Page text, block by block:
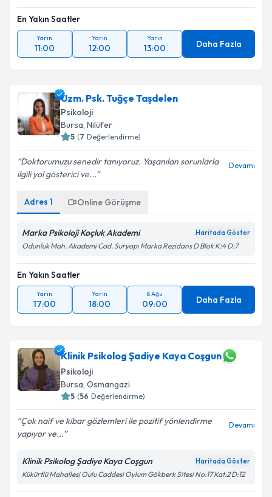
En Yakın Saatler
Yarın
11:00
Yarın
12:00
Yarın
13:00 Daha Fazla
Uzm. Psk. Tuğçe Taşdelen
Psikoloji
Bursa, Nilüfer
5 (7 Değerlendirme)
Doktorumuzu senedir tanıyoruz. Yaşanılan sorunlarla
ilgili yol gösterici ve...
Devamı
Adres 1 Online Görüşme
Marka Psikoloji Koçluk Akademi Haritada Göster
Odunluk Mah. Akademi Cad. Suryapı Marka Rezidans D Blok K:4 D:7
En Yakın Saatler
Yarın
17:00
Yarın
18:00
8 Ağu
09:00 Daha Fazla
Klinik Psikolog Şadiye Kaya Coşgun
Psikoloji
Bursa, Osmangazi
5 (56 Değerlendirme)
Çok naif ve kibar gözlemleri ile pozitif yönlendirme
yapıyor ve...
Devamı
Klinik Psikolog Şadiye Kaya Coşgun Haritada Göster
Kükürtlü Mahallesi Oulu Caddesi Oylum Gökberk Sitesi No:17 Kat:2 D:12